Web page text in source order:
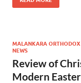
MALANKARA
NEWS
Review of
Modern